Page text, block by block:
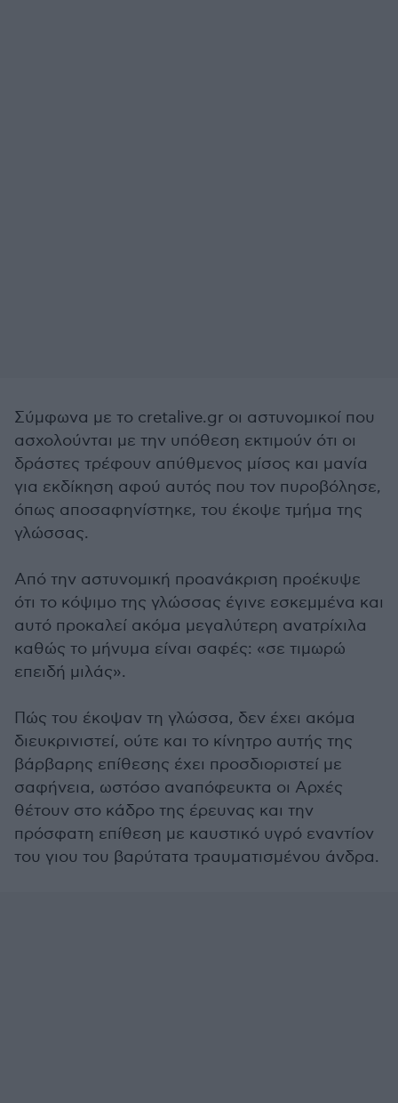
Σύμφωνα με το cretalive.gr οι αστυνομικοί που
ασχολούνται με την υπόθεση εκτιμούν ότι οι
δράστες τρέφουν απύθμενος μίσος και μανία
για εκδίκηση αφού αυτός που τον πυροβόλησε,
όπως αποσαφηνίστηκε, του έκοψε τμήμα της
γλώσσας.
Από την αστυνομική προανάκριση προέκυψε
ότι το κόψιμο της γλώσσας έγινε εσκεμμένα και
αυτό προκαλεί ακόμα μεγαλύτερη ανατρίχιλα
καθώς το μήνυμα είναι σαφές: «σε τιμωρώ
επειδή μιλάς».
Πώς του έκοψαν τη γλώσσα, δεν έχει ακόμα
διευκρινιστεί, ούτε και το κίνητρο αυτής της
βάρβαρης επίθεσης έχει προσδιοριστεί με
σαφήνεια, ωστόσο αναπόφευκτα οι Αρχές
θέτουν στο κάδρο της έρευνας και την
πρόσφατη επίθεση με καυστικό υγρό εναντίον
του γιου του βαρύτατα τραυματισμένου άνδρα.